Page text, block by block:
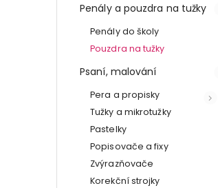
Penály a pouzdra na tužky
Penály do školy
Pouzdra na tužky
Psaní, malování
Pera a propisky
Tužky a mikrotužky
Pastelky
Popisovače a fixy
Zvýrazňovače
Korekční strojky